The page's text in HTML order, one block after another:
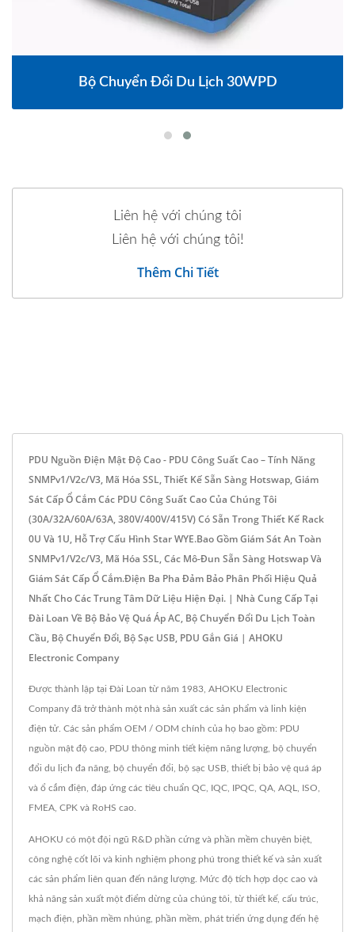
Bộ Chuyển Đổi Du Lịch 30WPD
Liên hệ với chúng tôi
Liên hệ với chúng tôi!
Thêm Chi Tiết
PDU Nguồn Điện Mật Độ Cao - PDU Công Suất Cao – Tính Năng
SNMPv1/v2c/v3, Mã Hóa SSL, Thiết Kế Sẵn Sàng Hotswap, Giám
Sát Cấp Ổ Cắm Các PDU Công Suất Cao Của Chúng Tôi
(30A/32A/60A/63A, 380V/400V/415V) Có Sẵn Trong Thiết Kế Rack
0U Và 1U, Hỗ Trợ Cấu Hình Star WYE.Bao Gồm Giám Sát An Toàn
SNMPv1/v2c/v3, Mã Hóa SSL, Các Mô-Đun Sẵn Sàng Hotswap Và
Giám Sát Cấp Ổ Cắm.Điện Ba Pha Đảm Bảo Phân Phối Hiệu Quả
Nhất Cho Các Trung Tâm Dữ Liệu Hiện Đại. | Nhà Cung Cấp Tại
Đài Loan Về Bộ Bảo Vệ Quá Áp AC, Bộ Chuyển Đổi Du Lịch Toàn
Cầu, Bộ Chuyển Đổi, Bộ Sạc USB, PDU Gắn Giá | AHOKU
Electronic Company
Được thành lập tại Đài Loan từ năm 1983, AHOKU Electronic
Company đã trở thành một nhà sản xuất các sản phẩm và linh kiện
điện tử. Các sản phẩm OEM / ODM chính của họ bao gồm: PDU
nguồn mật độ cao, PDU thông minh tiết kiệm năng lượng, bộ chuyển
đổi du lịch đa năng, bộ chuyển đổi, bộ sạc USB, thiết bị bảo vệ quá áp
và ổ cắm điện, đáp ứng các tiêu chuẩn QC, IQC, IPQC, QA, AQL, ISO,
FMEA, CPK và RoHS cao.
AHOKU có một đội ngũ R&D phần cứng và phần mềm chuyên biệt,
công nghệ cốt lõi và kinh nghiệm phong phú trong thiết kế và sản xuất
các sản phẩm liên quan đến năng lượng. Mức độ tích hợp dọc cao và
khả năng sản xuất một điểm dừng của chúng tôi, từ thiết kế, cấu trúc,
mạch điện, phần mềm nhúng, phần mềm, phát triển ứng dụng đến hệ